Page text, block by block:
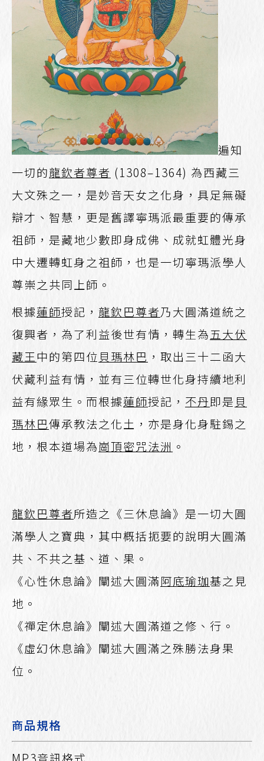
遍知
一切的龍欽者尊者 (1308–1364) 為西藏三
大文殊之一，是妙音天女之化身，具足無礙
辯才、智慧，更是舊譯寧瑪派最重要的傳承
祖師，是藏地少數即身成佛、成就虹體光身
中大遷轉虹身之祖師，也是一切寧瑪派學人
尊崇之共同上師。
根據蓮師授記， 龍欽巴尊者乃大圓滿道統之
復興者，為了利益後世有情，轉生為五大伏
藏王中的第四位 貝瑪林巴 ，取出三十二函大
伏藏利益有情，並有三位轉世化身持續地利
益有緣眾生。而根據蓮師授記， 不丹即是 貝
瑪林巴傳承教法之化土，亦是身化身駐錫之
地，根本道場為崗頂密咒法洲 。
龍欽巴尊者所造之《三休息論》是一切大圓
滿學人之寶典，其中概括扼要的說明大圓滿
共、不共之基、道、果。
《心性休息論》闡述大圓滿阿底瑜珈基之見
地。
《禪定休息論》闡述大圓滿道之修、行。
《虛幻休息論》闡述大圓滿之殊勝法身果
位。
商品規格